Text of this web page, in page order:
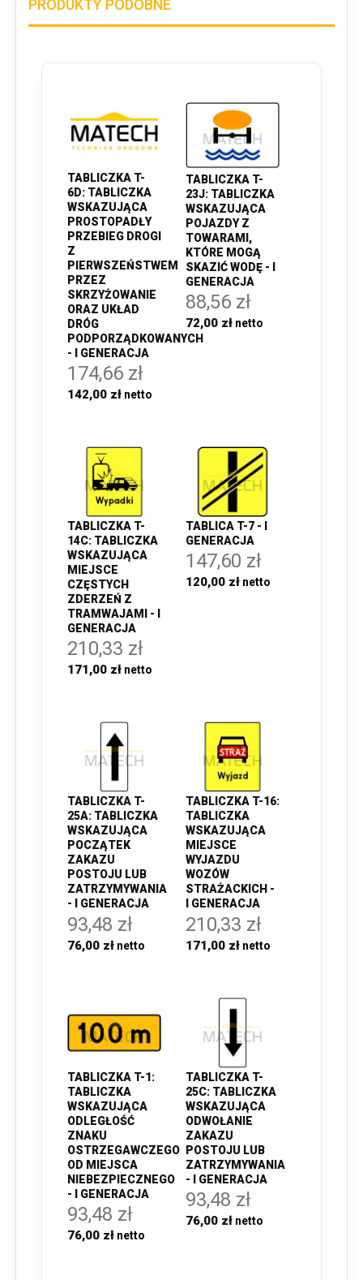
PRODUKTY PODOBNE
TABLICZKA T-
6D: TABLICZKA
WSKAZUJĄCA
PROSTOPADŁY
PRZEBIEG DROGI
Z
PIERWSZEŃSTWEM
PRZEZ
SKRZYŻOWANIE
ORAZ UKŁAD
DRÓG
PODPORZĄDKOWANYCH
- I GENERACJA
174,66 zł
142,00 zł
TABLICZKA T-
23J: TABLICZKA
WSKAZUJĄCA
POJAZDY Z
TOWARAMI,
KTÓRE MOGĄ
SKAZIĆ WODĘ - I
GENERACJA
88,56 zł
72,00 zł
TABLICZKA T-
14C: TABLICZKA
WSKAZUJĄCA
MIEJSCE
CZĘSTYCH
ZDERZEŃ Z
TRAMWAJAMI - I
GENERACJA
210,33 zł
171,00 zł
TABLICA T-7 - I
GENERACJA
147,60 zł
120,00 zł
TABLICZKA T-
25A: TABLICZKA
WSKAZUJĄCA
POCZĄTEK
ZAKAZU
POSTOJU LUB
ZATRZYMYWANIA
- I GENERACJA
93,48 zł
76,00 zł
TABLICZKA T-16:
TABLICZKA
WSKAZUJĄCA
MIEJSCE
WYJAZDU
WOZÓW
STRAŻACKICH -
I GENERACJA
210,33 zł
171,00 zł
TABLICZKA T-1:
TABLICZKA
WSKAZUJĄCA
ODLEGŁOŚĆ
ZNAKU
OSTRZEGAWCZEGO
OD MIEJSCA
NIEBEZPIECZNEGO
- I GENERACJA
93,48 zł
76,00 zł
TABLICZKA T-
25C: TABLICZKA
WSKAZUJĄCA
ODWOŁANIE
ZAKAZU
POSTOJU LUB
ZATRZYMYWANIA
- I GENERACJA
93,48 zł
76,00 zł